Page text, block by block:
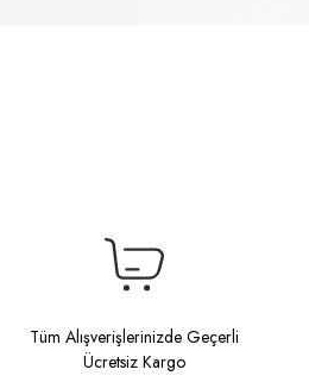
Tüm Alışverişlerinizde Geçerli
Ücretsiz Kargo